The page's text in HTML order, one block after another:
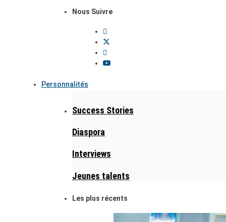
Nous Suivre
Personnalités
Success Stories
Diaspora
Interviews
Jeunes talents
Les plus récents